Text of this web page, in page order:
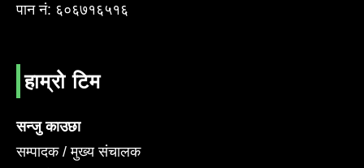
पान नं: ६०६७१६५१६
हाम्रो टिम
सन्जु काउछा
सम्पादक / मुख्य संचालक